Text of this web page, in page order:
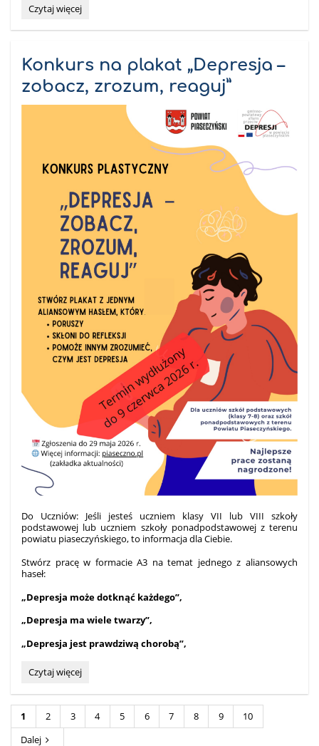
Rodzinny
HUBERTOWSKI:
Czytaj więcej
Konkurs na plakat „Depresja –
zobacz, zrozum, reaguj”
Do Uczniów: Jeśli jesteś uczniem klasy VII lub VIII szkoły
podstawowej lub uczniem szkoły ponadpodstawowej z terenu
powiatu piaseczyńskiego, to informacja dla Ciebie.
Stwórz pracę w formacie A3 na temat jednego z aliansowych
haseł:
„Depresja może dotknąć każdego”,
„Depresja ma wiele twarzy”,
„Depresja jest prawdziwą chorobą”,
Konkurs
plakat
„Depresja
zobacz,
Czytaj więcej
1 2 3 4 5 6 7 8 9
10
Dalej